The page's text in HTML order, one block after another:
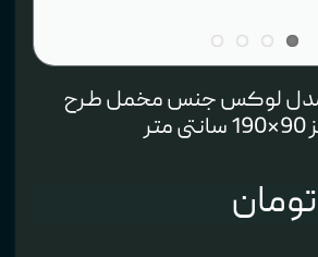
مدل لوکس جنس مخمل طرح